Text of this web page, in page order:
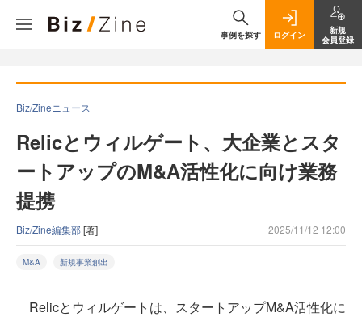
事例を探す ログイン
新規
会員登録
Biz/Zineニュース
Relicとウィルゲート、大企業とスタ
ートアップのM&A活性化に向け業務
提携
Biz/Zine編集部[著] 2025/11/12 12:00
M&A 新規事業創出
Relicとウィルゲートは、スタートアップM&A活性化に